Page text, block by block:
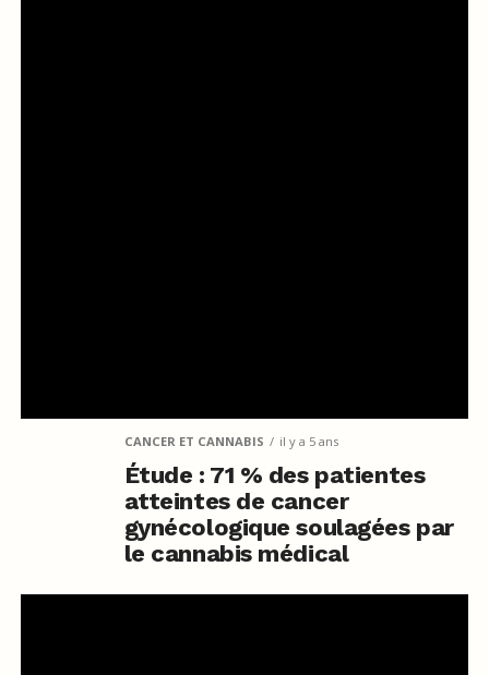
CANCER ET CANNABIS il y a 5 ans
Étude : 71 % des patientes
atteintes de cancer
gynécologique soulagées par
le cannabis médical